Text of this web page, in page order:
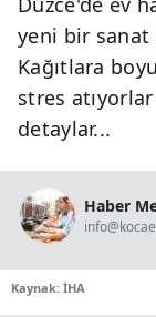
yeni bir sanat
Kağıtlara
stres
detaylar...
Haber
Kaynak: İHA